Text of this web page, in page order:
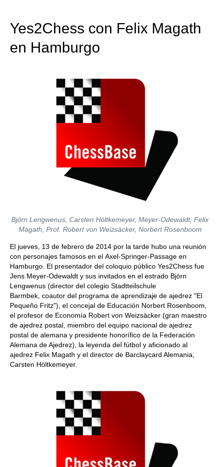
Yes2Chess con Felix Magath
en Hamburgo
Björn Lengwenus, Carsten Höltkemeyer, Meyer-Odewaldt, Felix
Magath, Prof. Robert von Weizsäcker, Norbert Rosenboom
El jueves, 13 de febrero de 2014 por la tarde hubo una reunión
con personajes famosos en el Axel-Springer-Passage en
Hamburgo. El presentador del coloquio público Yes2Chess fue
Jens Meyer-Odewaldt y sus invitados en el estrado Björn
Lengwenus (director del colegio Stadtteilschule
Barmbek, coautor del programa de aprendizaje de ajedrez "El
Pequeño Fritz"), el concejal de Educación Norbert Rosenboom,
el profesor de Economía Robert von Weizsäcker (gran maestro
de ajedrez postal, miembro del equipo nacional de ajedrez
postal de alemana y presidente honorífico de la Federación
Alemana de Ajedrez), la leyenda del fútbol y aficionado al
ajedrez Felix Magath y el director de Barclaycard Alemania,
Carsten Höltkemeyer.